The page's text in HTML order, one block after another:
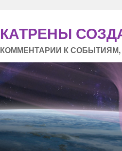
КАТРЕНЫ
КОММЕНТАРИИ К